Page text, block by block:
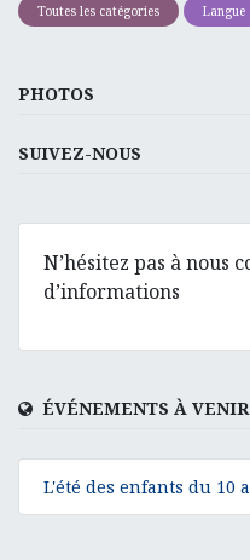
Toutes les catégories Langue
PHOTOS
SUIVEZ-NOUS
N’hésitez pas à nous
d’informations
ÉVÉNEMENTS À VENIR
L'été des enfants du 10